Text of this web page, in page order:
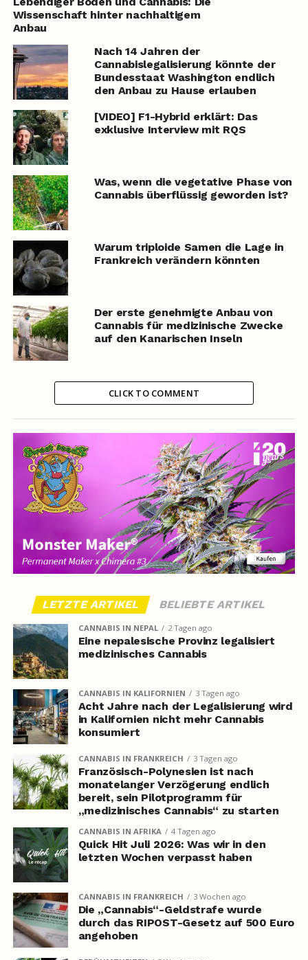
Wissenschaft hinter nachhaltigem
Anbau
Nach 14 Jahren der
Cannabislegalisierung könnte der
Bundesstaat Washington endlich
den Anbau zu Hause erlauben
[VIDEO] F1-Hybrid erklärt: Das
exklusive Interview mit RQS
Was, wenn die vegetative Phase von
Cannabis überflüssig geworden ist?
Warum triploide Samen die Lage in
Frankreich verändern könnten
Der erste genehmigte Anbau von
Cannabis für medizinische Zwecke
auf den Kanarischen Inseln
CLICK TO COMMENT
LETZTE ARTIKEL BELIEBTE ARTIKEL
CANNABIS IN NEPAL 2 Tagen ago
Eine nepalesische Provinz legalisiert
medizinisches Cannabis
CANNABIS IN KALIFORNIEN 3 Tagen ago
Acht Jahre nach der Legalisierung wird
in Kalifornien nicht mehr Cannabis
konsumiert
CANNABIS IN FRANKREICH 3 Tagen ago
Französisch-Polynesien ist nach
monatelanger Verzögerung endlich
bereit, sein Pilotprogramm für
„medizinisches Cannabis“ zu starten
CANNABIS IN AFRIKA 4 Tagen ago
Quick Hit Juli 2026: Was wir in den
letzten Wochen verpasst haben
CANNABIS IN FRANKREICH 3 Wochen ago
Die „Cannabis“-Geldstrafe wurde
durch das RIPOST-Gesetz auf 500 Euro
angehoben